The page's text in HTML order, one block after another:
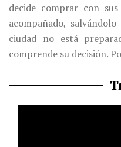
decide comprar con
acompañado,
ciudad no está
comprende su decisión.